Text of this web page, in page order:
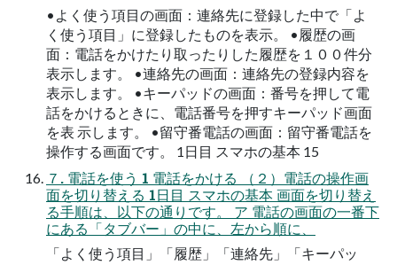
•よく使う項目の画面：連絡先に登録した中で「よ
く使う項目」に登録したものを表示。 •履歴の画
面：電話をかけたり取ったりした履歴を１００件分
表示します。 •連絡先の画面：連絡先の登録内容を
表示します。 •キーパッドの画面：番号を押して電
話をかけるときに、電話番号を押すキーパッド画面
を表 示します。 •留守番電話の画面：留守番電話を
操作する画面です。 1日目 スマホの基本 15
７. 電話を使う 1 電話をかける （２）電話の操作画
面を切り替える 1日目 スマホの基本 画面を切り替え
る手順は、以下の通りです。 ア 電話の画面の一番下
にある「タブバー」の中に、左から順に、
「よく使う項目」「履歴」「連絡先」「キーパッ